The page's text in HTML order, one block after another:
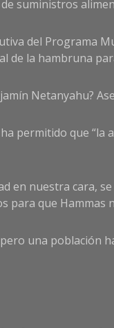
suministros
del Programa
de la hambruna
Netanyahu?
permitido que
en nuestra cara,
para que Hammas
una población